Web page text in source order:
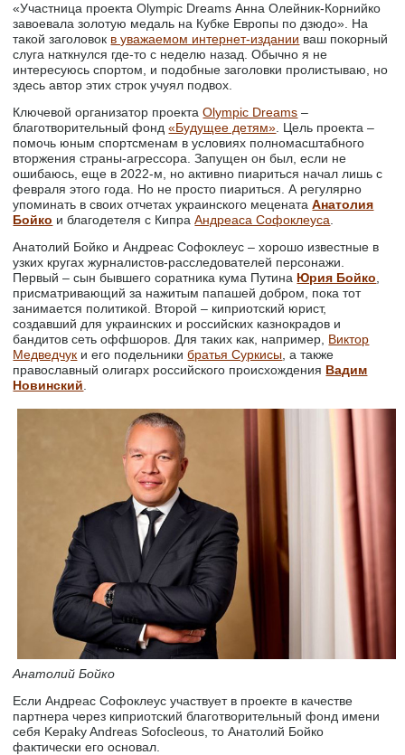
«Участница проекта Olympic Dreams Анна Олейник-Корнийко
завоевала золотую медаль на Кубке Европы по дзюдо». На
такой заголовок в уважаемом интернет-издании ваш покорный
слуга наткнулся где-то с неделю назад. Обычно я не
интересуюсь спортом, и подобные заголовки пролистываю, но
здесь автор этих строк учуял подвох.
Ключевой организатор проектаOlympic Dreams –
благотворительный фонд«Будущее детям». Цель проекта –
помочь юным спортсменам в условиях полномасштабного
вторжения страны-агрессора. Запущен он был, если не
ошибаюсь, еще в 2022-м, но активно пиариться начал лишь с
февраля этого года. Но не просто пиариться. А регулярно
упоминать в своих отчетах украинского меценатаАнатолия
Бойко и благодетеля с КипраАндреаса Софоклеуса.
Анатолий Бойко и Андреас Софоклеус – хорошо известные в
узких кругах журналистов-расследователей персонажи.
Первый – сын бывшего соратника кума Путина Юрия Бойко,
присматривающий за нажитым папашей добром, пока тот
занимается политикой. Второй – киприотский юрист,
создавший для украинских и российских казнокрадов и
бандитов сеть оффшоров. Для таких как, например, Виктор
Медведчук и его подельникибратья Суркисы, а также
православный олигарх российского происхождения Вадим
Новинский.
Анатолий Бойко
Если Андреас Софоклеус участвует в проекте в качестве
партнера через киприотский благотворительный фонд имени
себя Kepaky Andreas Sofocleous, то Анатолий Бойко
фактически его основал.